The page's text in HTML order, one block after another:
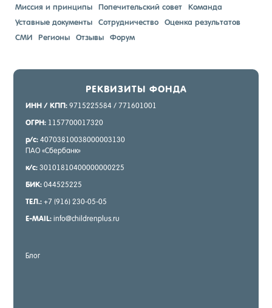
Миссия и принципы Попечительский совет
Команда
Уставные документы
Сотрудничество
Оценка результатов
СМИ
Регионы Отзывы Форум
РЕК­ВИ­ЗИТЫ ФОН­ДА
ИНН / КПП: 9715225584 / 771601001
ОГРН: 1157700017320
р/с: 40703810038000003130
ПАО «Сбер­банк»
к/с: 30101810400000000225
БИК: 044525225
ТЕЛ.: +7 (916) 230-05-05
E-MAIL: info@childrenplus.ru
Блог